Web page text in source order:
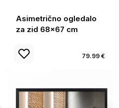
Asimetrično ogledalo
za zid 68x67 cm
79.99 €